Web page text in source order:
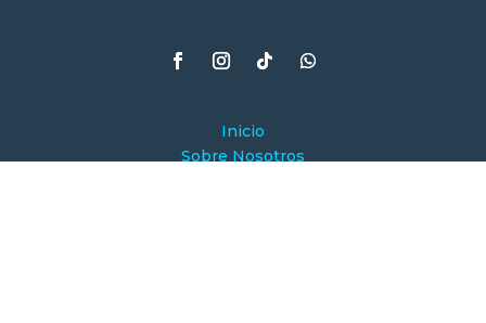
Inicio
Sobre Nosotros